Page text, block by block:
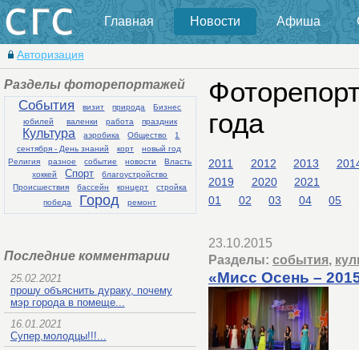
Главная Новости Афиша
Авторизация
Разделы фоторепортажей
События визит природа
Бизнес
юбилей
валенки работа праздник
Культура аэробика Общество
1
сентября - День знаний
корт
новый год
Религия
разное событие новости
Власть
хоккей
Спорт
благоустройство
Происшествия
бассейн концерт
стройка
победа
Город ремонт
Последние комментарии
25.02.2021
прошу объяснить дураку, почему
мэр города в помеще...
16.01.2021
Супер,молодцы!!!...
года
2011 2012 2013
2019
2020
2021
01
02 03 04 05
23.10.2015
Разделы: события,
«Мисс Осень –